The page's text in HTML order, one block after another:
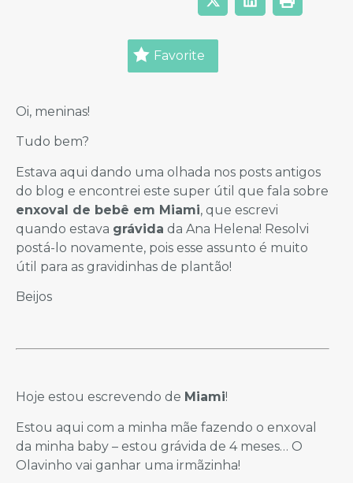
Favorite
Oi, meninas!
Tudo bem?
Estava aqui dando uma olhada nos posts antigos
do blog e encontrei este super útil que fala sobre
enxoval de bebê em Miami, que escrevi
quando estava grávida da Ana Helena! Resolvi
postá-lo novamente, pois esse assunto é muito
útil para as gravidinhas de plantão!
Beijos
Hoje estou escrevendo de Miami!
Estou aqui com a minha mãe fazendo o enxoval
da minha baby – estou grávida de 4 meses… O
Olavinho vai ganhar uma irmãzinha!